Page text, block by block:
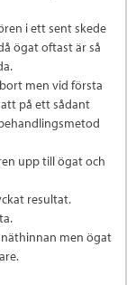
i ett sent skede
ögat oftast är så
men vid första
på ett sådant
upp till ögat och
resultat.
men ögat